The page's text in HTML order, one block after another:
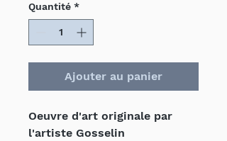
Quantité *
Ajouter au panier
Oeuvre d'art originale par
l'artiste Gosselin